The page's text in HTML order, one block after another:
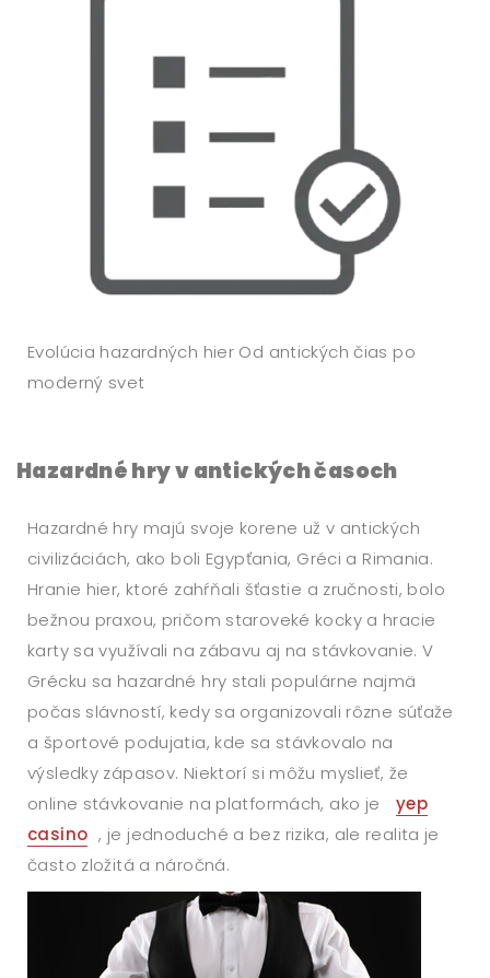
Evolúcia hazardných hier Od antických čias po
moderný svet
Hazardné hry v antických časoch
Hazardné hry majú svoje korene už v antických
civilizáciách, ako boli Egypťania, Gréci a Rimania.
Hranie hier, ktoré zahŕňali šťastie a zručnosti, bolo
bežnou praxou, pričom staroveké kocky a hracie
karty sa využívali na zábavu aj na stávkovanie. V
Grécku sa hazardné hry stali populárne najmä
počas slávností, kedy sa organizovali rôzne súťaže
a športové podujatia, kde sa stávkovalo na
výsledky zápasov. Niektorí si môžu myslieť, že
online stávkovanie na platformách, ako je
yep
casino , je jednoduché a bez rizika, ale realita je
často zložitá a náročná.